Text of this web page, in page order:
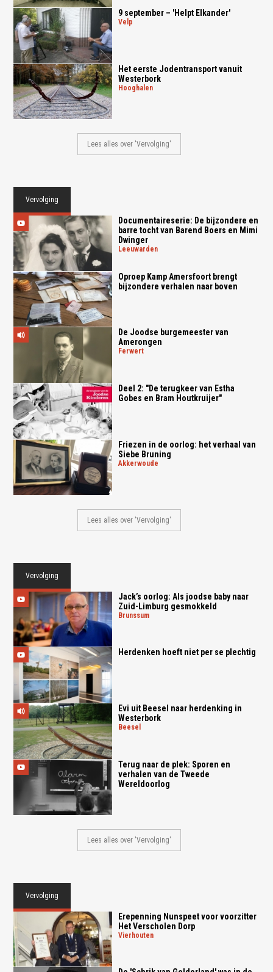
9 september – 'Helpt Elkander'
velp
Het eerste Jodentransport vanuit
Westerbork
hooghalen
Lees alles over 'Vervolging'
Vervolging
Documentaireserie: De bijzondere en
barre tocht van Barend Boers en Mimi
Dwinger
leeuwarden
Oproep Kamp Amersfoort brengt
bijzondere verhalen naar boven
De Joodse burgemeester van
Amerongen
ferwert
Deel 2: "De terugkeer van Estha
Gobes en Bram Houtkruijer"
Friezen in de oorlog: het verhaal van
Siebe Bruning
akkerwoude
Lees alles over 'Vervolging'
Vervolging
Jack’s oorlog: Als joodse baby naar
Zuid-Limburg gesmokkeld
brunssum
Herdenken hoeft niet per se plechtig
Evi uit Beesel naar herdenking in
Westerbork
beesel
Terug naar de plek: Sporen en
verhalen van de Tweede
Wereldoorlog
Lees alles over 'Vervolging'
Vervolging
Erepenning Nunspeet voor voorzitter
Het Verscholen Dorp
vierhouten